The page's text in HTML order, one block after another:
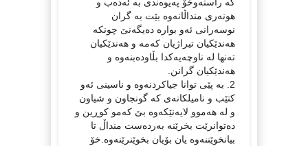
هونه‌ری منداڵانه‌وه‌ بێت به‌ گران
نوسه‌رانی ئه‌و بواره‌ ده‌یگه‌نێ چونكه‌
هه‌ندێكیان تیراژیان كه‌مه‌ و هه‌ندێكیان
ته‌نها له‌ ناوچه‌یه‌كدا بڵاوده‌بنه‌وه‌ و
هه‌ندێكیان گرانن.
2. به‌ پێی توانا جیاكردنه‌وه‌ و ناسینی ئه‌و
كتێب و نامیلكانه‌ی كه‌ گونجاون و شیاون
و له‌ هه‌موو لایه‌نێكه‌وه‌ بێ كه‌مو كوڕین و
ده‌توانرێت بخرێنه‌ به‌رده‌ست منداڵ تا
بیانخوێننه‌وه‌ یان بۆیان بخوێنرێنه‌وه‌.خۆ